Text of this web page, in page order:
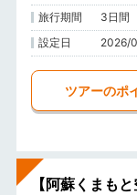
旅行期間
3日間
設定日
2026/
ツアーのポ
【阿蘇くまも